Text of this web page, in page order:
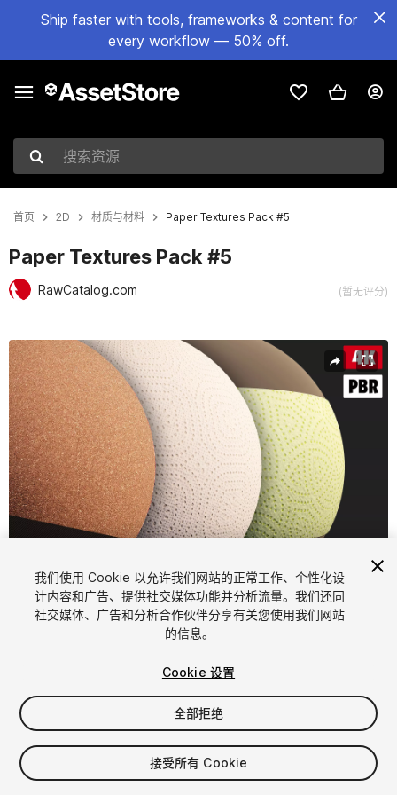
Ship faster with tools, frameworks & content for
every workflow — 50% off.
搜索资源
首页 2D 材质与材料 Paper Textures Pack #5
Paper Textures Pack #5
RawCatalog.com (暂无评分)
当前幻灯片：1 / 6
1/6
$4.99
增值税将在结算时计算
我们使用 Cookie 以允许我们网站的正常工作、个性化设
计内容和广告、提供社交媒体功能并分析流量。我们还同
社交媒体、广告和分析合作伙伴分享有关您使用我们网站
的信息。
Cookie 设置
全部拒绝
接受所有 Cookie